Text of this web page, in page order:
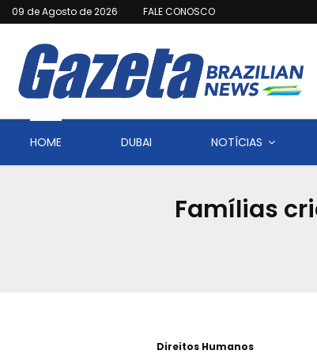
09 de Agosto de 2026 FALE CONOSCO
HOME DUBAI NOTÍCIAS
Famílias
Direitos Humanos